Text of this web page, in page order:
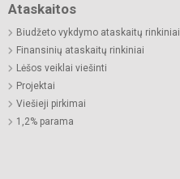
Ataskaitos
Biudžeto vykdymo ataskaitų rinkiniai
Finansinių ataskaitų rinkiniai
Lėšos veiklai viešinti
Projektai
Viešieji pirkimai
1,2% parama